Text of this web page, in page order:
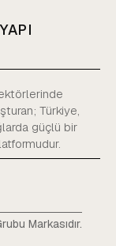
Türkiye,
güçlü bir
Markasıdır.